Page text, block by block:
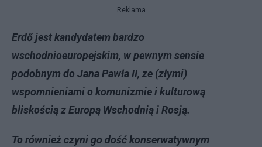
Reklama
Erdő jest kandydatem bardzo
wschodnioeuropejskim, w pewnym sensie
podobnym do Jana Pawła II, ze (złymi)
wspomnieniami o komunizmie i kulturową
bliskością z Europą Wschodnią i Rosją.
To również czyni go dość konserwatywnym